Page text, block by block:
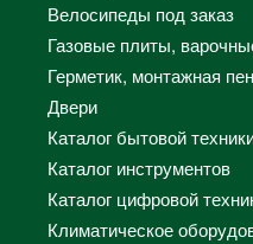
Велосипеды под заказ
Газовые плиты,
Герметик, монтажная
Двери
Каталог бытовой
Каталог инструментов
Каталог цифровой
Климатическое